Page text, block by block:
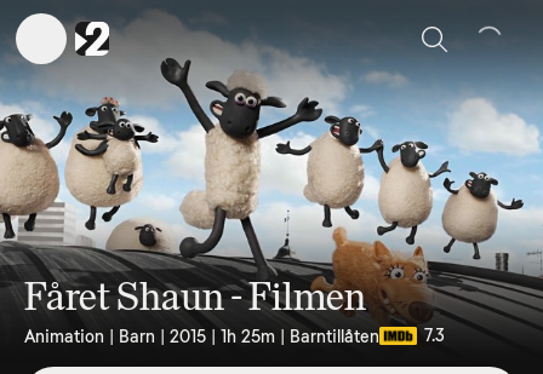
Sök
Fåret Shaun - Filmen
Animation | Barn | 2015 | 1h 25m | Barntillåten 7.3